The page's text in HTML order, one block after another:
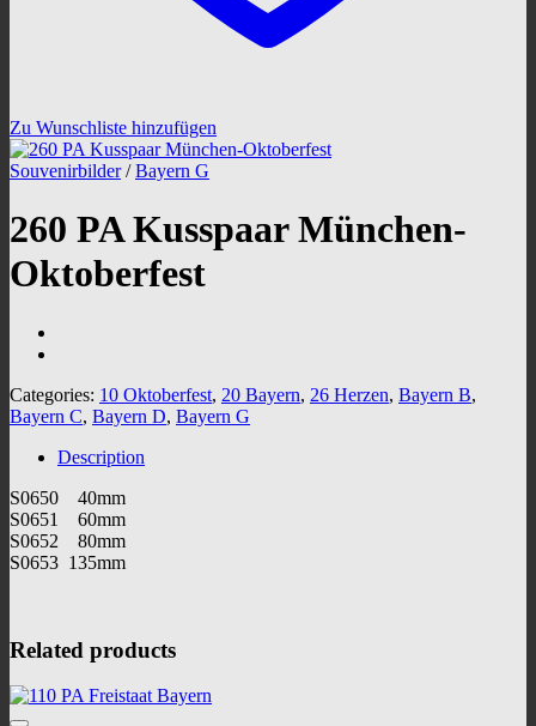
Zu Wunschliste hinzufügen
Souvenirbilder / Bayern G
260 PA Kusspaar München-
Oktoberfest
Categories: 10 Oktoberfest, 20 Bayern, 26 Herzen, Bayern B,
Bayern C, Bayern D, Bayern G
Description
S0650 40mm
S0651 60mm
S0652 80mm
S0653 135mm
Related products